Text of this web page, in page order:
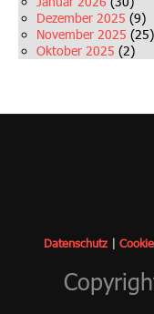
Dezember 2025 (9)
November 2025 (25)
Oktober 2025 (2)
Datenschutz |